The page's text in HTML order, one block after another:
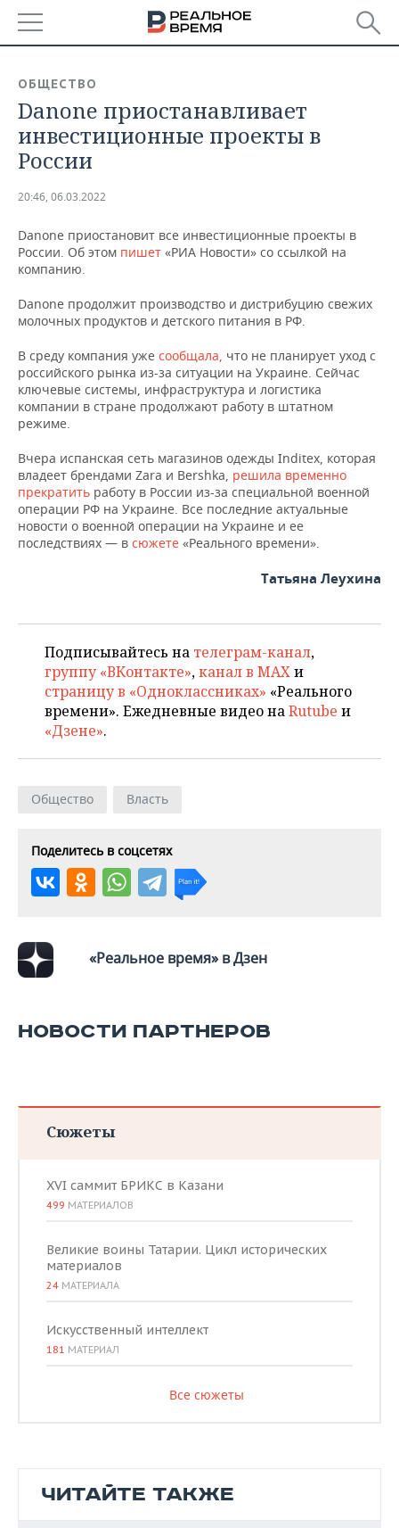
БАШКОРТОСТАН
ТАТАРСТАН
НОВОСТИ
АНАЛИТИКА
ДЕКЛАРАЦИИ О ДОХОДАХ
КОРОЛИ ГОСЗАКАЗА ПФО
ВУЗЫ ТАТАРСТАНА
КОМУ ПРИНАДЛЕЖАТ
ТОРГОВЫЕ ЦЕНТРЫ
ТАТАРСТАНА
НОВОСТИ ЭКОНОМИКИ
ФИНАНСЫ
БАНКИ
БЮДЖЕТ
ИНВЕСТИЦИИ
ПРОМЫШЛЕННОСТЬ
НОВОСТИ
АГРОПРОМ
МАШИНОСТРОЕНИЕ
НЕФТЕХИМИЯ
ОПК
ЭНЕРГЕТИКА
НЕДВИЖИМОСТЬ
НОВОСТИ НЕДВИЖИМОСТИ
АВТО
НОВОСТИ АВТО
БИЗНЕС
НОВОСТИ БИЗНЕСА
РОЗНИЧНАЯ ТОРГОВЛЯ
ТРАНСПОРТ
УСЛУГИ
ТЕХНОЛОГИИ
НОВОСТИ ТЕХНОЛОГИЙ
IT
МЕДИА
МЕРОПРИЯТИЯ
НОВОСТИ МЕРОПРИЯТИЙ
ВЫЕЗДНАЯ РЕДАКЦИЯ
СПОРТ
НОВОСТИ СПОРТА
ВОЛЕЙБОЛ
КИБЕРСПОРТ
ФИГУРНОЕ КАТАНИЕ
ВОДНЫЕ ВИДЫ СПОРТА
ХОККЕЙ С МЯЧОМ
ОБЩЕСТВО
ИСТОРИЯ
КУЛЬТУРА
МЕДИЦИНА
ОБРАЗОВАНИЕ
ПРОИСШЕСТВИЯ
СПИСОК ПЕРСОН
СПИСОК КОМПАНИЙ
ПОЛНАЯ ВЕРСИЯ
ОБЩЕСТВО
Danone приостанавливает
инвестиционные проекты в
России
20:46, 06.03.2022
Danone приостановит все инвестиционные проекты в
России. Об этом пишет «РИА Новости» со ссылкой на
компанию.
Danone продолжит производство и дистрибуцию свежих
молочных продуктов и детского питания в РФ.
В среду компания уже сообщала, что не планирует уход с
российского рынка из-за ситуации на Украине. Сейчас
ключевые системы, инфраструктура и логистика
компании в стране продолжают работу в штатном
режиме.
Вчера испанская сеть магазинов одежды Inditex, которая
владеет брендами Zara и Bershka, решила временно
прекратить работу в России из-за специальной военной
операции РФ на Украине. Все последние актуальные
новости о военной операции на Украине и ее
последствиях — в сюжете «Реального времени».
Татьяна Леухина
Подписывайтесь на телеграм-канал,
группу «ВКонтакте»,канал в MAXи
страницу в «Одноклассниках» «Реального
времени». Ежедневные видео наRutube и
«Дзене».
Общество Власть
Поделитесь в соцсетях
«Реальное время» в Дзен
НОВОСТИ ПАРТНЕРОВ
Сюжеты
XVI саммит БРИКС в Казани
499 МАТЕРИАЛОВ
Великие воины Татарии. Цикл исторических
материалов
24 МАТЕРИАЛА
Искусственный интеллект
181 МАТЕРИАЛ
Все сюжеты
ЧИТАЙТЕ ТАКЖЕ